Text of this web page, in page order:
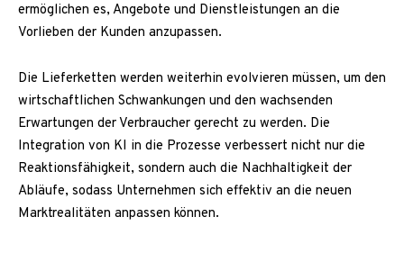
ermöglichen es, Angebote und Dienstleistungen an die
Vorlieben der Kunden anzupassen.
Die Lieferketten werden weiterhin evolvieren müssen, um den
wirtschaftlichen Schwankungen und den wachsenden
Erwartungen der Verbraucher gerecht zu werden. Die
Integration von KI in die Prozesse verbessert nicht nur die
Reaktionsfähigkeit, sondern auch die Nachhaltigkeit der
Abläufe, sodass Unternehmen sich effektiv an die neuen
Marktrealitäten anpassen können.